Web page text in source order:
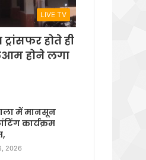
LIVE TV
होते ही
होने लगा
में मानसून
कार्यक्रम
2026